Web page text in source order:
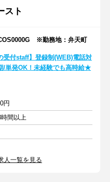
スト
※勤務地：弁天町
受付staff】登録制(WEB)電話対
/単発OK！未経験でも高時給★
円
間以上
人一覧を見る